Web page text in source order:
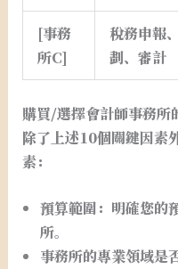
[事務
所C]
稅務申報
劃、審計
購買/選擇會計師事務所
除了上述10個關鍵因素
素：
預算範圍： 明確您的
所。
事務所的專業領域是